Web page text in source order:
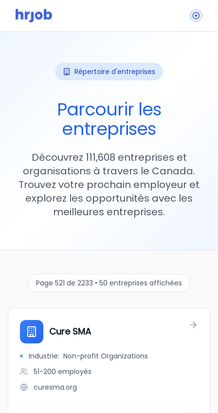
Répertoire d'entreprises
Parcourir les
entreprises
Découvrez 111,608 entreprises et
organisations à travers le Canada.
Trouvez votre prochain employeur et
explorez les opportunités avec les
meilleures entreprises.
Page 521 de 2233 • 50 entreprises affichées
Cure SMA
Industrie: Non-profit Organizations
51-200 employés
curesma.org